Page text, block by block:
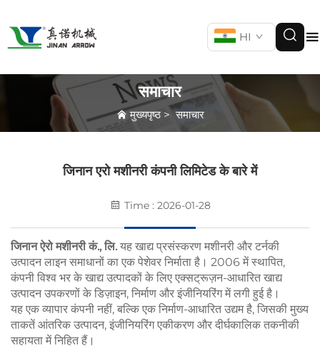
HI
समाचार
मुख्यपृष्ठ>समाचार
जिनान एरो मशीनरी कंपनी लिमिटेड के बारे में
Time : 2026-01-28
जिनान ऐरो मशीनरी कं., लि. यह खाद्य प्रसंस्करण मशीनरी और टर्नकी
उत्पादन लाइन समाधानों का एक पेशेवर निर्माता है। 2006 में स्थापित,
कंपनी विश्व भर के खाद्य उत्पादकों के लिए एक्सट्रूज़न-आधारित खाद्य
उत्पादन उपकरणों के डिज़ाइन, निर्माण और इंजीनियरिंग में लगी हुई है।
यह एक व्यापार कंपनी नहीं, बल्कि एक निर्माण-आधारित उद्यम है, जिसकी मुख्य
ताकतें आंतरिक उत्पादन, इंजीनियरिंग एकीकरण और दीर्घकालिक तकनीकी
सहायता में निहित हैं।